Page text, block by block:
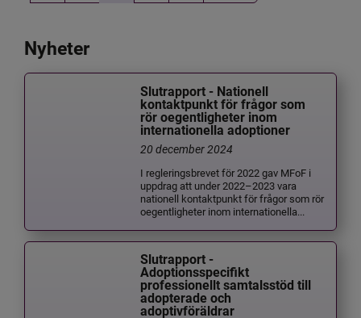
Nyheter
Slutrapport - Nationell
kontaktpunkt för frågor som
rör oegentligheter inom
internationella adoptioner
20 december 2024
I regleringsbrevet för 2022 gav MFoF i
uppdrag att under 2022–2023 vara
nationell kontaktpunkt för frågor som rör
oegentligheter inom internationella...
Slutrapport -
Adoptionsspecifikt
professionellt samtalsstöd till
adopterade och
adoptivföräldrar